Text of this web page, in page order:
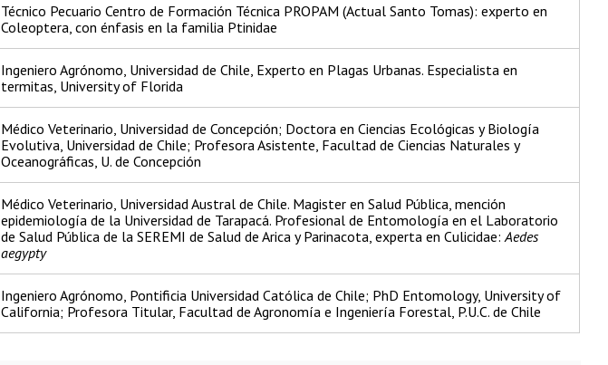
Técnico Pecuario Centro de Formación Técnica PROPAM (Actual Santo Tomas): experto en
Coleoptera, con énfasis en la familia Ptinidae
Ingeniero Agrónomo, Universidad de Chile, Experto en Plagas Urbanas. Especialista en
termitas, University of Florida
Médico Veterinario, Universidad de Concepción; Doctora en Ciencias Ecológicas y Biología
Evolutiva, Universidad de Chile; Profesora Asistente, Facultad de Ciencias Naturales y
Oceanográficas, U. de Concepción
Médico Veterinario, Universidad Austral de Chile. Magister en Salud Pública, mención
epidemiología de la Universidad de Tarapacá. Profesional de Entomología en el Laboratorio
de Salud Pública de la SEREMI de Salud de Arica y Parinacota, experta en Culicidae:Aedes
aegypty
Ingeniero Agrónomo, Pontificia Universidad Católica de Chile; PhD Entomology, University of
California; Profesora Titular, Facultad de Agronomía e Ingeniería Forestal, P.U.C. de Chile